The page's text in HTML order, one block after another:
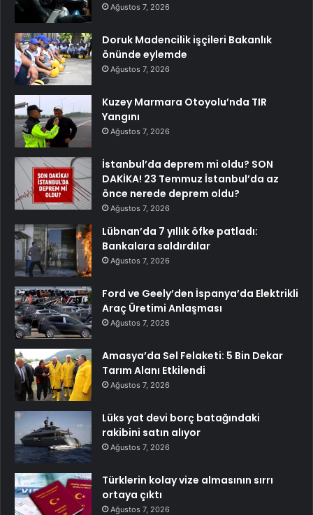
Ağustos 7, 2026
Doruk Madencilik işçileri Bakanlık
önünde eylemde
Ağustos 7, 2026
Kuzey Marmara Otoyolu’nda TIR
Yangını
Ağustos 7, 2026
İstanbul’da deprem mi oldu? SON
DAKİKA! 23 Temmuz İstanbul’da az
önce nerede deprem oldu?
Ağustos 7, 2026
Lübnan’da 7 yıllık öfke patladı:
Bankalara saldırdılar
Ağustos 7, 2026
Ford ve Geely’den İspanya’da Elektrikli
Araç Üretimi Anlaşması
Ağustos 7, 2026
Amasya’da Sel Felaketi: 5 Bin Dekar
Tarım Alanı Etkilendi
Ağustos 7, 2026
Lüks yat devi borç batağındaki
rakibini satın alıyor
Ağustos 7, 2026
Türklerin kolay vize almasının sırrı
ortaya çıktı
Ağustos 7, 2026